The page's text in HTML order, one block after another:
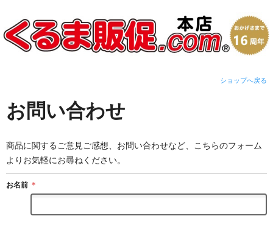
ショップへ戻る
お問い合わせ
商品に関するご意見ご感想、お問い合わせなど、こちらのフォーム
よりお気軽にお尋ねください。
お名前 ＊